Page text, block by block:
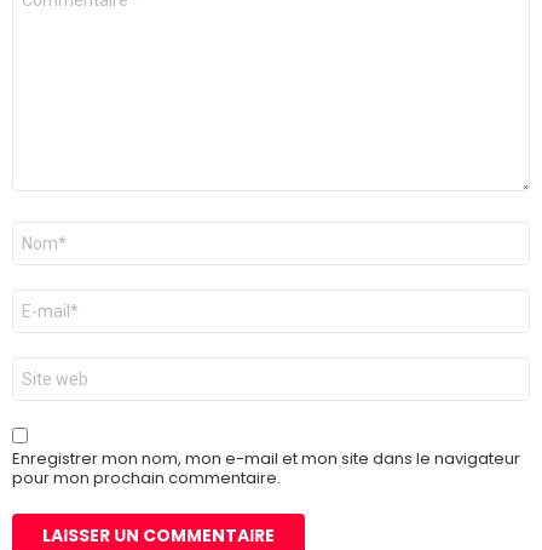
Nom
E-
mail
*
Site
web
Enregistrer mon nom, mon e-mail et mon site dans le navigateur
pour mon prochain commentaire.